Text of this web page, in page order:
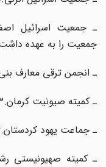
ـ جمعیت اسرائیل
جمعیت را به عهده داشت.21
ـ انجمن ترقی معارف
ـ کمیته صیونیت کرمان.23
ـ جماعت یهود کردستان.24
ـ کمیته صهیونیستی